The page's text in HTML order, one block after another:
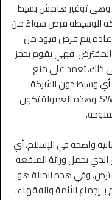
وهي توفير هامش بسيط
الوسيطة قرض سواءً من
وعادة يتم فرض قيود من
المقترض. فهي تقوم بحجز
ذلك، تعمد على منع
أي وسيط دون الشركة
المقرضة. لا سيما، تفرض عمولة التبيت SWAP، وهذه العمولة تكون
واضحة في الإسلام، أي
يحمل ورائهُ المنفعة
وفي هذه الحالة هو
إجماع الأئمة والفقهاء.